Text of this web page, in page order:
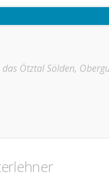
von Sölden
Ötztal Sölden,